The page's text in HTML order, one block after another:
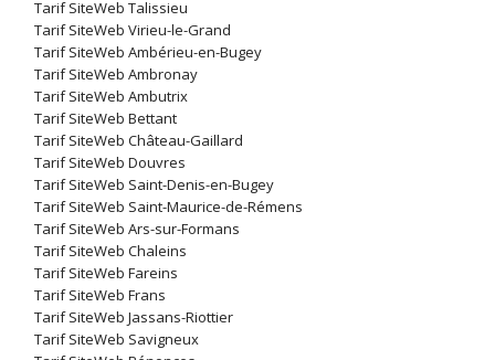
Tarif SiteWeb Talissieu
Tarif SiteWeb Virieu-le-Grand
Tarif SiteWeb Ambérieu-en-Bugey
Tarif SiteWeb Ambronay
Tarif SiteWeb Ambutrix
Tarif SiteWeb Bettant
Tarif SiteWeb Château-Gaillard
Tarif SiteWeb Douvres
Tarif SiteWeb Saint-Denis-en-Bugey
Tarif SiteWeb Saint-Maurice-de-Rémens
Tarif SiteWeb Ars-sur-Formans
Tarif SiteWeb Chaleins
Tarif SiteWeb Fareins
Tarif SiteWeb Frans
Tarif SiteWeb Jassans-Riottier
Tarif SiteWeb Savigneux